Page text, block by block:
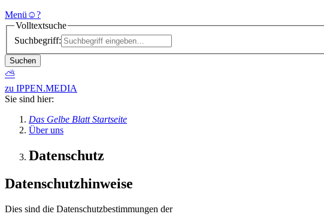
Menü ☺?
Volltextsuche
Suchbegriff:
Suchen
⛅
zu IPPEN.MEDIA
Sie sind hier:
Das Gelbe Blatt Startseite
Über uns
Datenschutz
Datenschutzhinweise
Dies sind die Datenschutzbestimmungen der